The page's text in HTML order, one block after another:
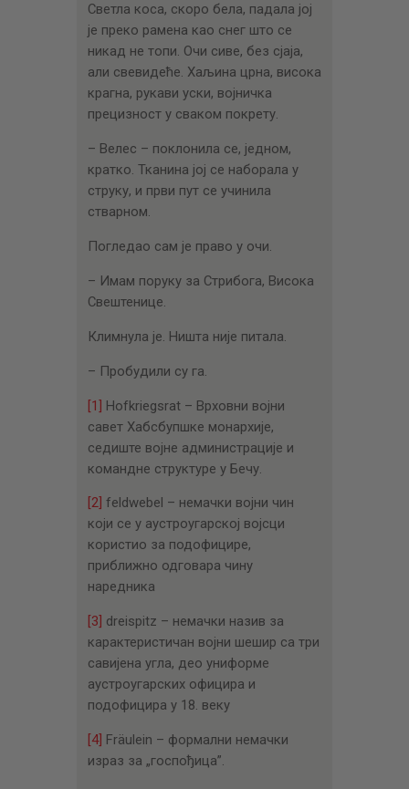
Светла коса, скоро бела, падала јој
је преко рамена као снег што се
никад не топи. Очи сиве, без сјаја,
али свевидеће. Хаљина црна, висока
крагна, рукави уски, војничка
прецизност у сваком покрету.
– Велес – поклонила се, једном,
кратко. Тканина јој се наборала у
струку, и први пут се учинила
стварном.
Погледао сам је право у очи.
– Имам поруку за Стрибога, Висока
Свештенице.
Климнула је. Ништа није питала.
– Пробудили су га.
[1] Hofkriegsrat – Врховни војни
савет Хабсбупшке монархије,
седиште војне администрације и
командне структуре у Бечу.
[2] feldwebel – немачки војни чин
који се у аустроугарској војсци
користио за подофицире,
приближно одговара чину
наредника
[3] dreispitz – немачки назив за
карактеристичан војни шешир са три
савијена угла, део униформе
аустроугарских официра и
подофицира у 18. веку
[4] Fräulein – формални немачки
израз за „госпођица”.